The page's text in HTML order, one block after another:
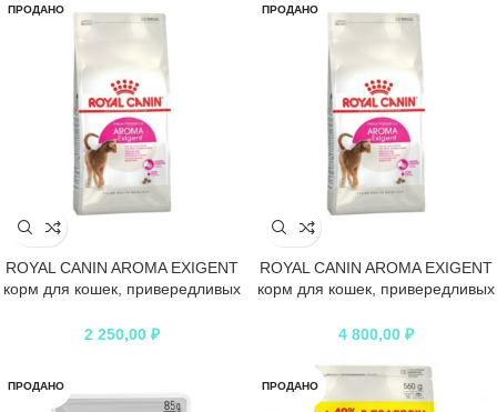
ПРОДАНО
ROYAL CANIN AROMA EXIGENT
корм для кошек, привередливых
2 250,00 ₽
ПРОДАНО
ROYAL CANIN AROMA EXIGENT
корм для кошек, привередливых
4 800,00 ₽
ПРОДАНО ПРОДАНО